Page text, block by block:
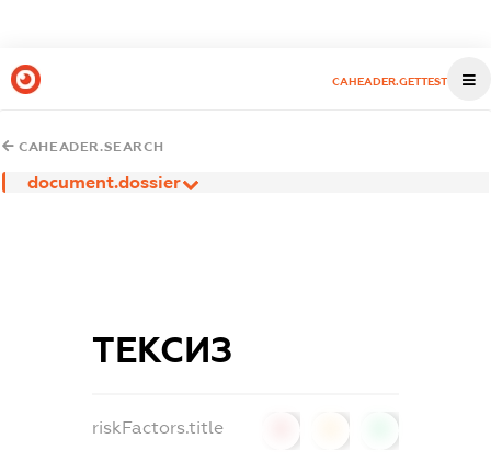
CAHEADER.GETTEST
CAHEADER.SEARCH
document.dossier
ТЕКСИЗ
riskFactors.title